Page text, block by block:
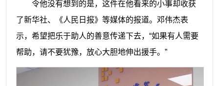
令他没有想到的是，这件在他看来的小事却收获
了新华社、《人民日报》等媒体的报道。邓伟杰表
示，希望把乐于助人的善意传递下去，“如果有人需要
帮助，请不要犹豫，放心大胆地伸出援手。”